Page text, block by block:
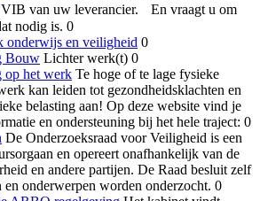
van uw leverancier. En vraagt u om
nodig is. 0
onderwijs en veiligheid 0
Bouw Lichter werk(t) 0
op het werk Te hoge of te lage fysieke
kan leiden tot gezondheidsklachten en
belasting aan! Op deze website vind je
en ondersteuning bij het hele traject: 0
De Onderzoeksraad voor Veiligheid is een
en opereert onafhankelijk van de
en andere partijen. De Raad besluit zelf
onderwerpen worden onderzocht. 0